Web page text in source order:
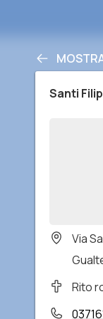
Santi
Via
Rito